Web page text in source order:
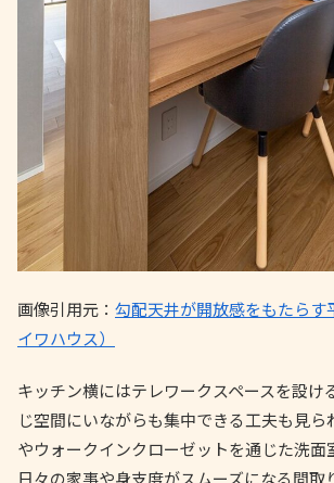
画像引用元： 勾配天井が開放感をもたらす
イワハウス）
キッチン横にはテレワークスペースを設け
じ空間にいながらも集中できる工夫も見ら
やウォークインクローゼットを通じた洗面
日々の家事や身支度がスムーズになる間取